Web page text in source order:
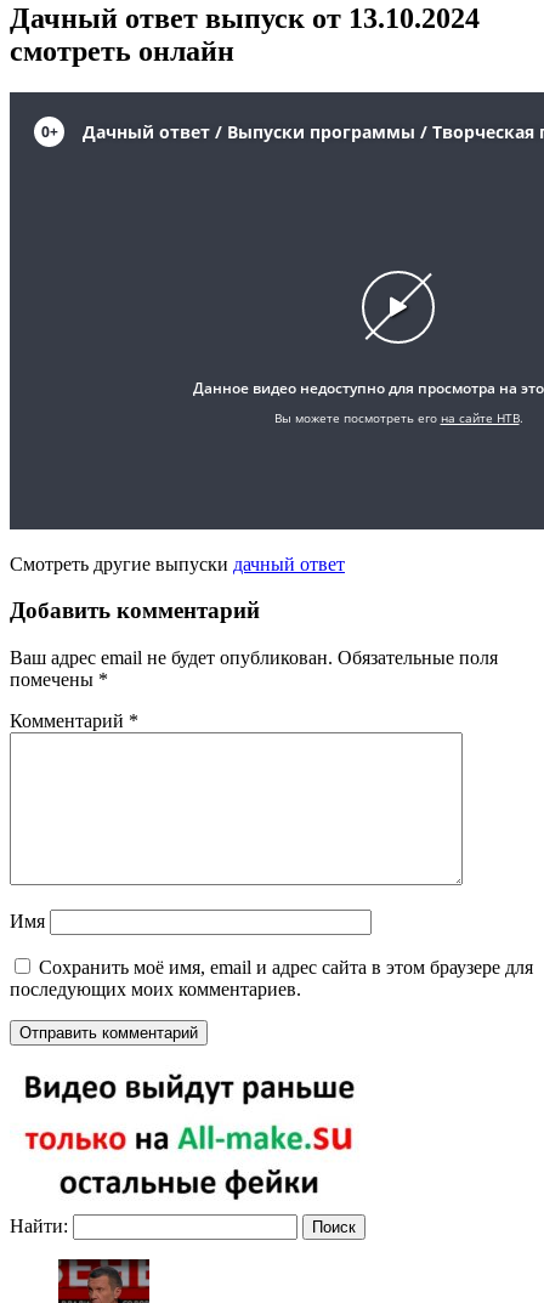
Дачный ответ выпуск от 13.10.2024
смотреть онлайн
Смотреть другие выпуски дачный ответ
Добавить комментарий
Ваш адрес email не будет опубликован. Обязательные поля
помечены *
Комментарий *
Имя
Сохранить моё имя, email и адрес сайта в этом браузере для
последующих моих комментариев.
Найти: